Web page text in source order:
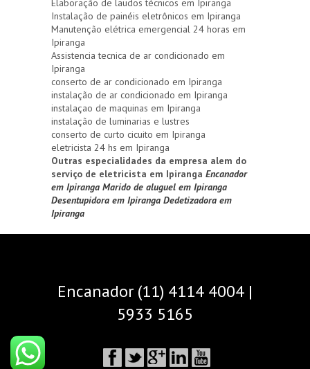
Elaboração de laudos técnicos em Ipiranga
Instalação de painéis eletrônicos em Ipiranga
Manutenção elétrica emergencial 24 horas em
Ipiranga
Assistencia tecnica de ar condicionado em
Ipiranga
conserto de ar condicionado em Ipiranga
instalação de ar condicionado em Ipiranga
instalaçao de maquinas em Ipiranga
instalação de luminarias e lustres
conserto de curto cicuito em Ipiranga
eletricista 24 hs em Ipiranga
Outras especialidades da empresa alem do
serviço de eletricista em Ipiranga Encanador
em Ipiranga Marido de aluguel em Ipiranga
Desentupidora em Ipiranga Dedetizadora em
Ipiranga
Encanador (11) 4114 4004 |
5933 5165